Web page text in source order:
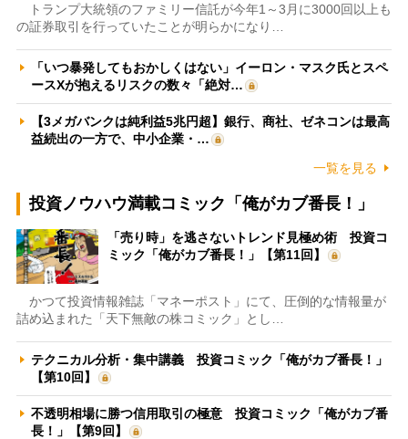
トランプ大統領のファミリー信託が今年1～3月に3000回以上も
の証券取引を行っていたことが明らかになり…
「いつ暴発してもおかしくはない」イーロン・マスク氏とスペ
ースXが抱えるリスクの数々「絶対…
【3メガバンクは純利益5兆円超】銀行、商社、ゼネコンは最高
益続出の一方で、中小企業・…
一覧を見る
投資ノウハウ満載コミック「俺がカブ番長！」
「売り時」を逃さないトレンド見極め術 投資コ
ミック「俺がカブ番長！」【第11回】
かつて投資情報雑誌「マネーポスト」にて、圧倒的な情報量が
詰め込まれた「天下無敵の株コミック」とし…
テクニカル分析・集中講義 投資コミック「俺がカブ番長！」
【第10回】
不透明相場に勝つ信用取引の極意 投資コミック「俺がカブ番
長！」【第9回】